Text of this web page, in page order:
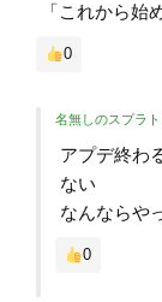
「これから始
0
名無しのスプラ
アプデ終わ
ない
なんならや
0